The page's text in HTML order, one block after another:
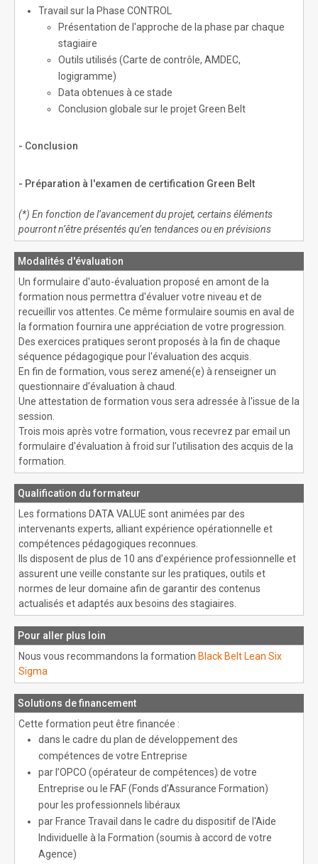
Travail sur la Phase CONTROL
Présentation de l'approche de la phase par chaque
stagiaire
Outils utilisés (Carte de contrôle, AMDEC,
logigramme)
Data obtenues à ce stade
Conclusion globale sur le projet Green Belt
- Conclusion
- Préparation à l'examen de certification Green Belt
(*) En fonction de l’avancement du projet, certains éléments
pourront n’être présentés qu’en tendances ou en prévisions
Modalités d'évaluation
Un formulaire d'auto-évaluation proposé en amont de la
formation nous permettra d'évaluer votre niveau et de
recueillir vos attentes. Ce même formulaire soumis en aval de
la formation fournira une appréciation de votre progression.
Des exercices pratiques seront proposés à la fin de chaque
séquence pédagogique pour l'évaluation des acquis.
En fin de formation, vous serez amené(e) à renseigner un
questionnaire d'évaluation à chaud.
Une attestation de formation vous sera adressée à l'issue de la
session.
Trois mois après votre formation, vous recevrez par email un
formulaire d'évaluation à froid sur l'utilisation des acquis de la
formation.
Qualification du formateur
Les formations DATA VALUE sont animées par des
intervenants experts, alliant expérience opérationnelle et
compétences pédagogiques reconnues.
Ils disposent de plus de 10 ans d’expérience professionnelle et
assurent une veille constante sur les pratiques, outils et
normes de leur domaine afin de garantir des contenus
actualisés et adaptés aux besoins des stagiaires.
Pour aller plus loin
Nous vous recommandons la formation Black Belt Lean Six
Sigma
Solutions de financement
Cette formation peut être financée :
dans le cadre du plan de développement des
compétences de votre Entreprise
par l’OPCO (opérateur de compétences) de votre
Entreprise ou le FAF (Fonds d’Assurance Formation)
pour les professionnels libéraux
par France Travail dans le cadre du dispositif de l'Aide
Individuelle à la Formation (soumis à accord de votre
Agence)